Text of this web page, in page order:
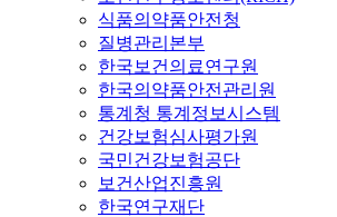
식품의약품안전청
질병관리본부
한국보건의료연구원
한국의약품안전관리원
통계청 통계정보시스템
건강보험심사평가원
국민건강보험공단
보건산업진흥원
한국연구재단